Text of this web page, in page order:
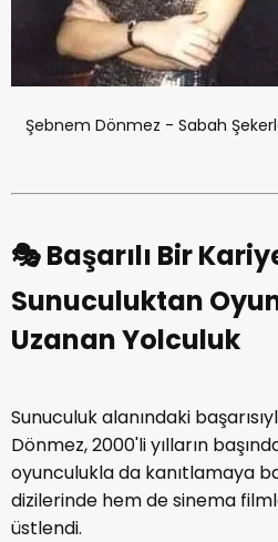
Şebnem Dönmez - Sabah
🎭 Başarılı Bir
Sunuculuktan
Uzanan Yolculuk
Sunuculuk alanındaki
Dönmez, 2000'li yılların
oyunculukla da kanıtlamaya
dizilerinde hem de sinema
üstlendi.